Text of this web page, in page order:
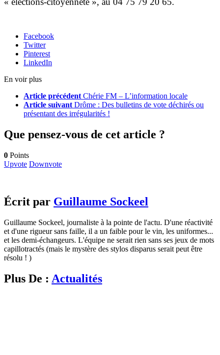
Facebook
Twitter
Pinterest
LinkedIn
En voir plus
Article précédent Chérie FM – L’information locale
Article suivant Drôme : Des bulletins de vote déchirés ou
présentant des irrégularités !
Que pensez-vous de cet article ?
0 Points
Upvote Downvote
Écrit par Guillaume Sockeel
Guillaume Sockeel, journaliste à la pointe de l'actu. D'une réactivité
et d'une rigueur sans faille, il a un faible pour le vin, les uniformes...
et les demi-échangeurs. L'équipe ne serait rien sans ses jeux de mots
capillotractés (mais le mystère des stylos disparus serait peut être
résolu ! )
Plus De : Actualités